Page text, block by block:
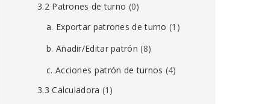
3.2 Patrones de turno (0)
a. Exportar patrones de turno (1)
b. Añadir/Editar patrón (8)
c. Acciones patrón de turnos (4)
3.3 Calculadora (1)